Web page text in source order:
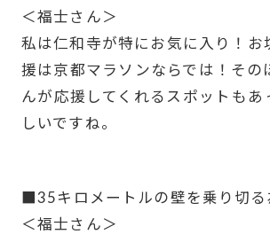
＜福士さん＞
私は仁和寺が特にお気に入り！お
援は京都マラソンならでは！その
んが応援してくれるスポットもあ
しいですね。
■35キロメートルの壁を乗り切る
＜福士さん＞